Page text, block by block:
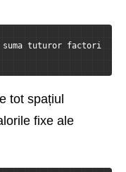
tuturor factori
tot spațiul
fixe ale